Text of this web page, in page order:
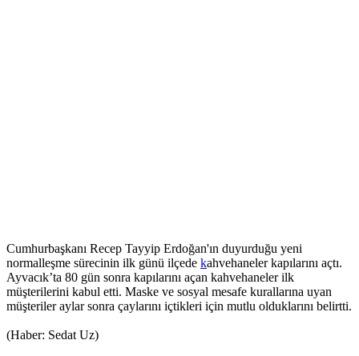
Cumhurbaşkanı Recep Tayyip Erdoğan'ın duyurduğu yeni
normalleşme sürecinin ilk günü ilçede kahvehaneler kapılarını açtı.
Ayvacık’ta 80 gün sonra kapılarını açan kahvehaneler ilk
müşterilerini kabul etti. Maske ve sosyal mesafe kurallarına uyan
müşteriler aylar sonra çaylarını içtikleri için mutlu olduklarını belirtti.
(Haber: Sedat Uz)